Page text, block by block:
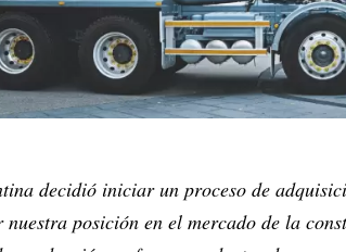
decidió iniciar un proceso de
posición en el mercado de la